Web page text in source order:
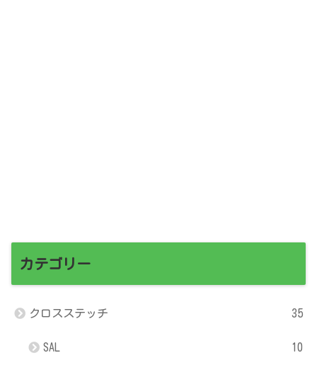
カテゴリー
クロスステッチ 35
SAL 10